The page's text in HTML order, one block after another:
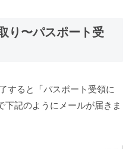
り〜パスポート受
すると「パスポート受領に
下記のようにメールが届きま